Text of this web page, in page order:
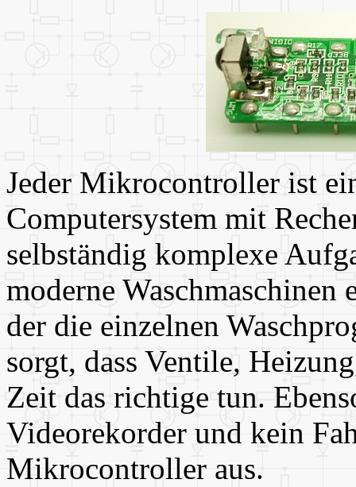
Jeder Mikrocontroller ist
Computersystem mit
selbständig komplexe
moderne
der die einzelnen
sorgt, dass Ventile,
Zeit das richtige tun.
Videorekorder und kein
Mikrocontroller aus.